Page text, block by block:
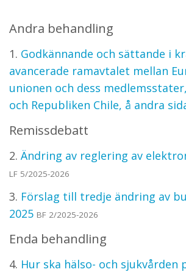
Andra behandling
1. Godkännande och sättande i
avancerade ramavtalet mellan
unionen och dess
och Republiken Chile, å andra
Remissdebatt
2. Ändring av reglering av
LF 5/2025-2026
3. Förslag till tredje ändring av
2025 BF 2/2025-2026
Enda behandling
4. Hur ska hälso- och sjukvården